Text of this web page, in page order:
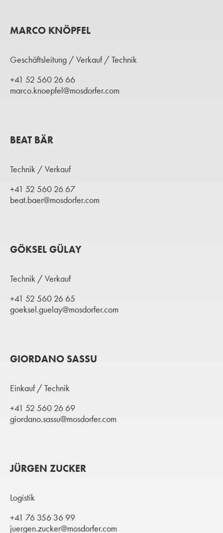
MARCO KNÖPFEL
Geschäftsleitung / Verkauf / Technik
+41 52 560 26 66
marco.knoepfel@mosdorfer.com
BEAT BÄR
Technik / Verkauf
+41 52 560 26 67
beat.baer@mosdorfer.com
GÖKSEL GÜLAY
Technik / Verkauf
+41 52 560 26 65
goeksel.guelay@mosdorfer.com
GIORDANO SASSU
Einkauf / Technik
+41 52 560 26 69
giordano.sassu@mosdorfer.com
JÜRGEN ZUCKER
Logistik
+41 76 356 36 99
juergen.zucker@mosdorfer.com